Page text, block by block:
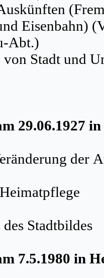
Eisenbahn)
Abt.)
Stadt und
29.06.1927
der
Stadtbildes
7.5.1980 in